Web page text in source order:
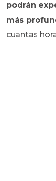
podrán
más
cuantas